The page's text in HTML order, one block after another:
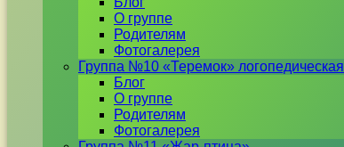
О группе
Родителям
Фотогалерея
Группа №10 «Теремок» логопедическая
Блог
О группе
Родителям
Фотогалерея